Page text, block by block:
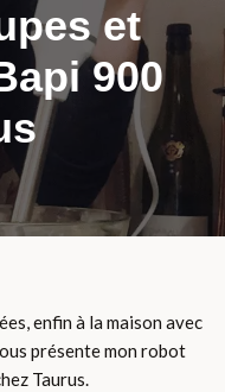
et
900
enfin à la maison avec
présente mon robot
Taurus.